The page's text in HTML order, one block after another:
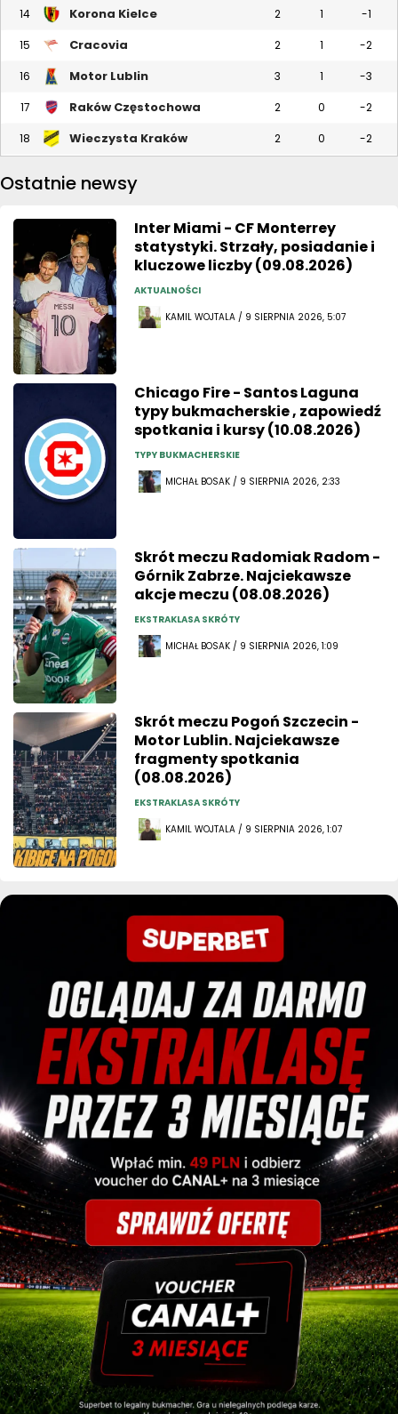
14 Korona Kielce 2 1 -1
15 Cracovia 2 1 -2
16 Motor Lublin 3 1 -3
17 Raków Częstochowa 2 0 -2
18 Wieczysta Kraków 2 0 -2
Ostatnie newsy
Inter Miami - CF Monterrey
statystyki. Strzały, posiadanie i
kluczowe liczby (09.08.2026)
AKTUALNOŚCI
KAMIL WOJTALA / 9 SIERPNIA 2026, 5:07
Chicago Fire - Santos Laguna
typy bukmacherskie , zapowiedź
spotkania i kursy (10.08.2026)
TYPY BUKMACHERSKIE
MICHAŁ BOSAK / 9 SIERPNIA 2026, 2:33
Skrót meczu Radomiak Radom -
Górnik Zabrze. Najciekawsze
akcje meczu (08.08.2026)
EKSTRAKLASA SKRÓTY
MICHAŁ BOSAK / 9 SIERPNIA 2026, 1:09
Skrót meczu Pogoń Szczecin -
Motor Lublin. Najciekawsze
fragmenty spotkania
(08.08.2026)
EKSTRAKLASA SKRÓTY
KAMIL WOJTALA / 9 SIERPNIA 2026, 1:07